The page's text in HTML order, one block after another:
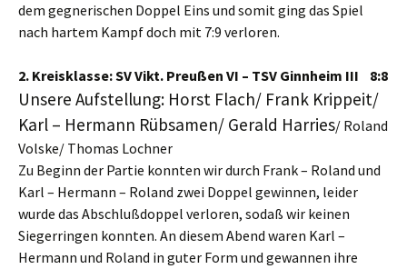
dem gegnerischen Doppel Eins und somit ging das Spiel
nach hartem Kampf doch mit 7:9 verloren.
2. Kreisklasse: SV Vikt. Preußen VI – TSV Ginnheim III 8:8
Unsere Aufstellung: Horst Flach/ Frank Krippeit/
Karl – Hermann Rübsamen/ Gerald Harries/ Roland
Volske/ Thomas Lochner
Zu Beginn der Partie konnten wir durch Frank – Roland und
Karl – Hermann – Roland zwei Doppel gewinnen, leider
wurde das Abschlußdoppel verloren, sodaß wir keinen
Siegerringen konnten. An diesem Abend waren Karl –
Hermann und Roland in guter Form und gewannen ihre